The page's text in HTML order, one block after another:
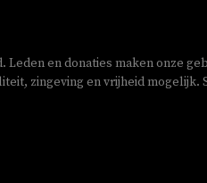
Leden en donaties maken onze
zingeving en vrijheid mogelijk.